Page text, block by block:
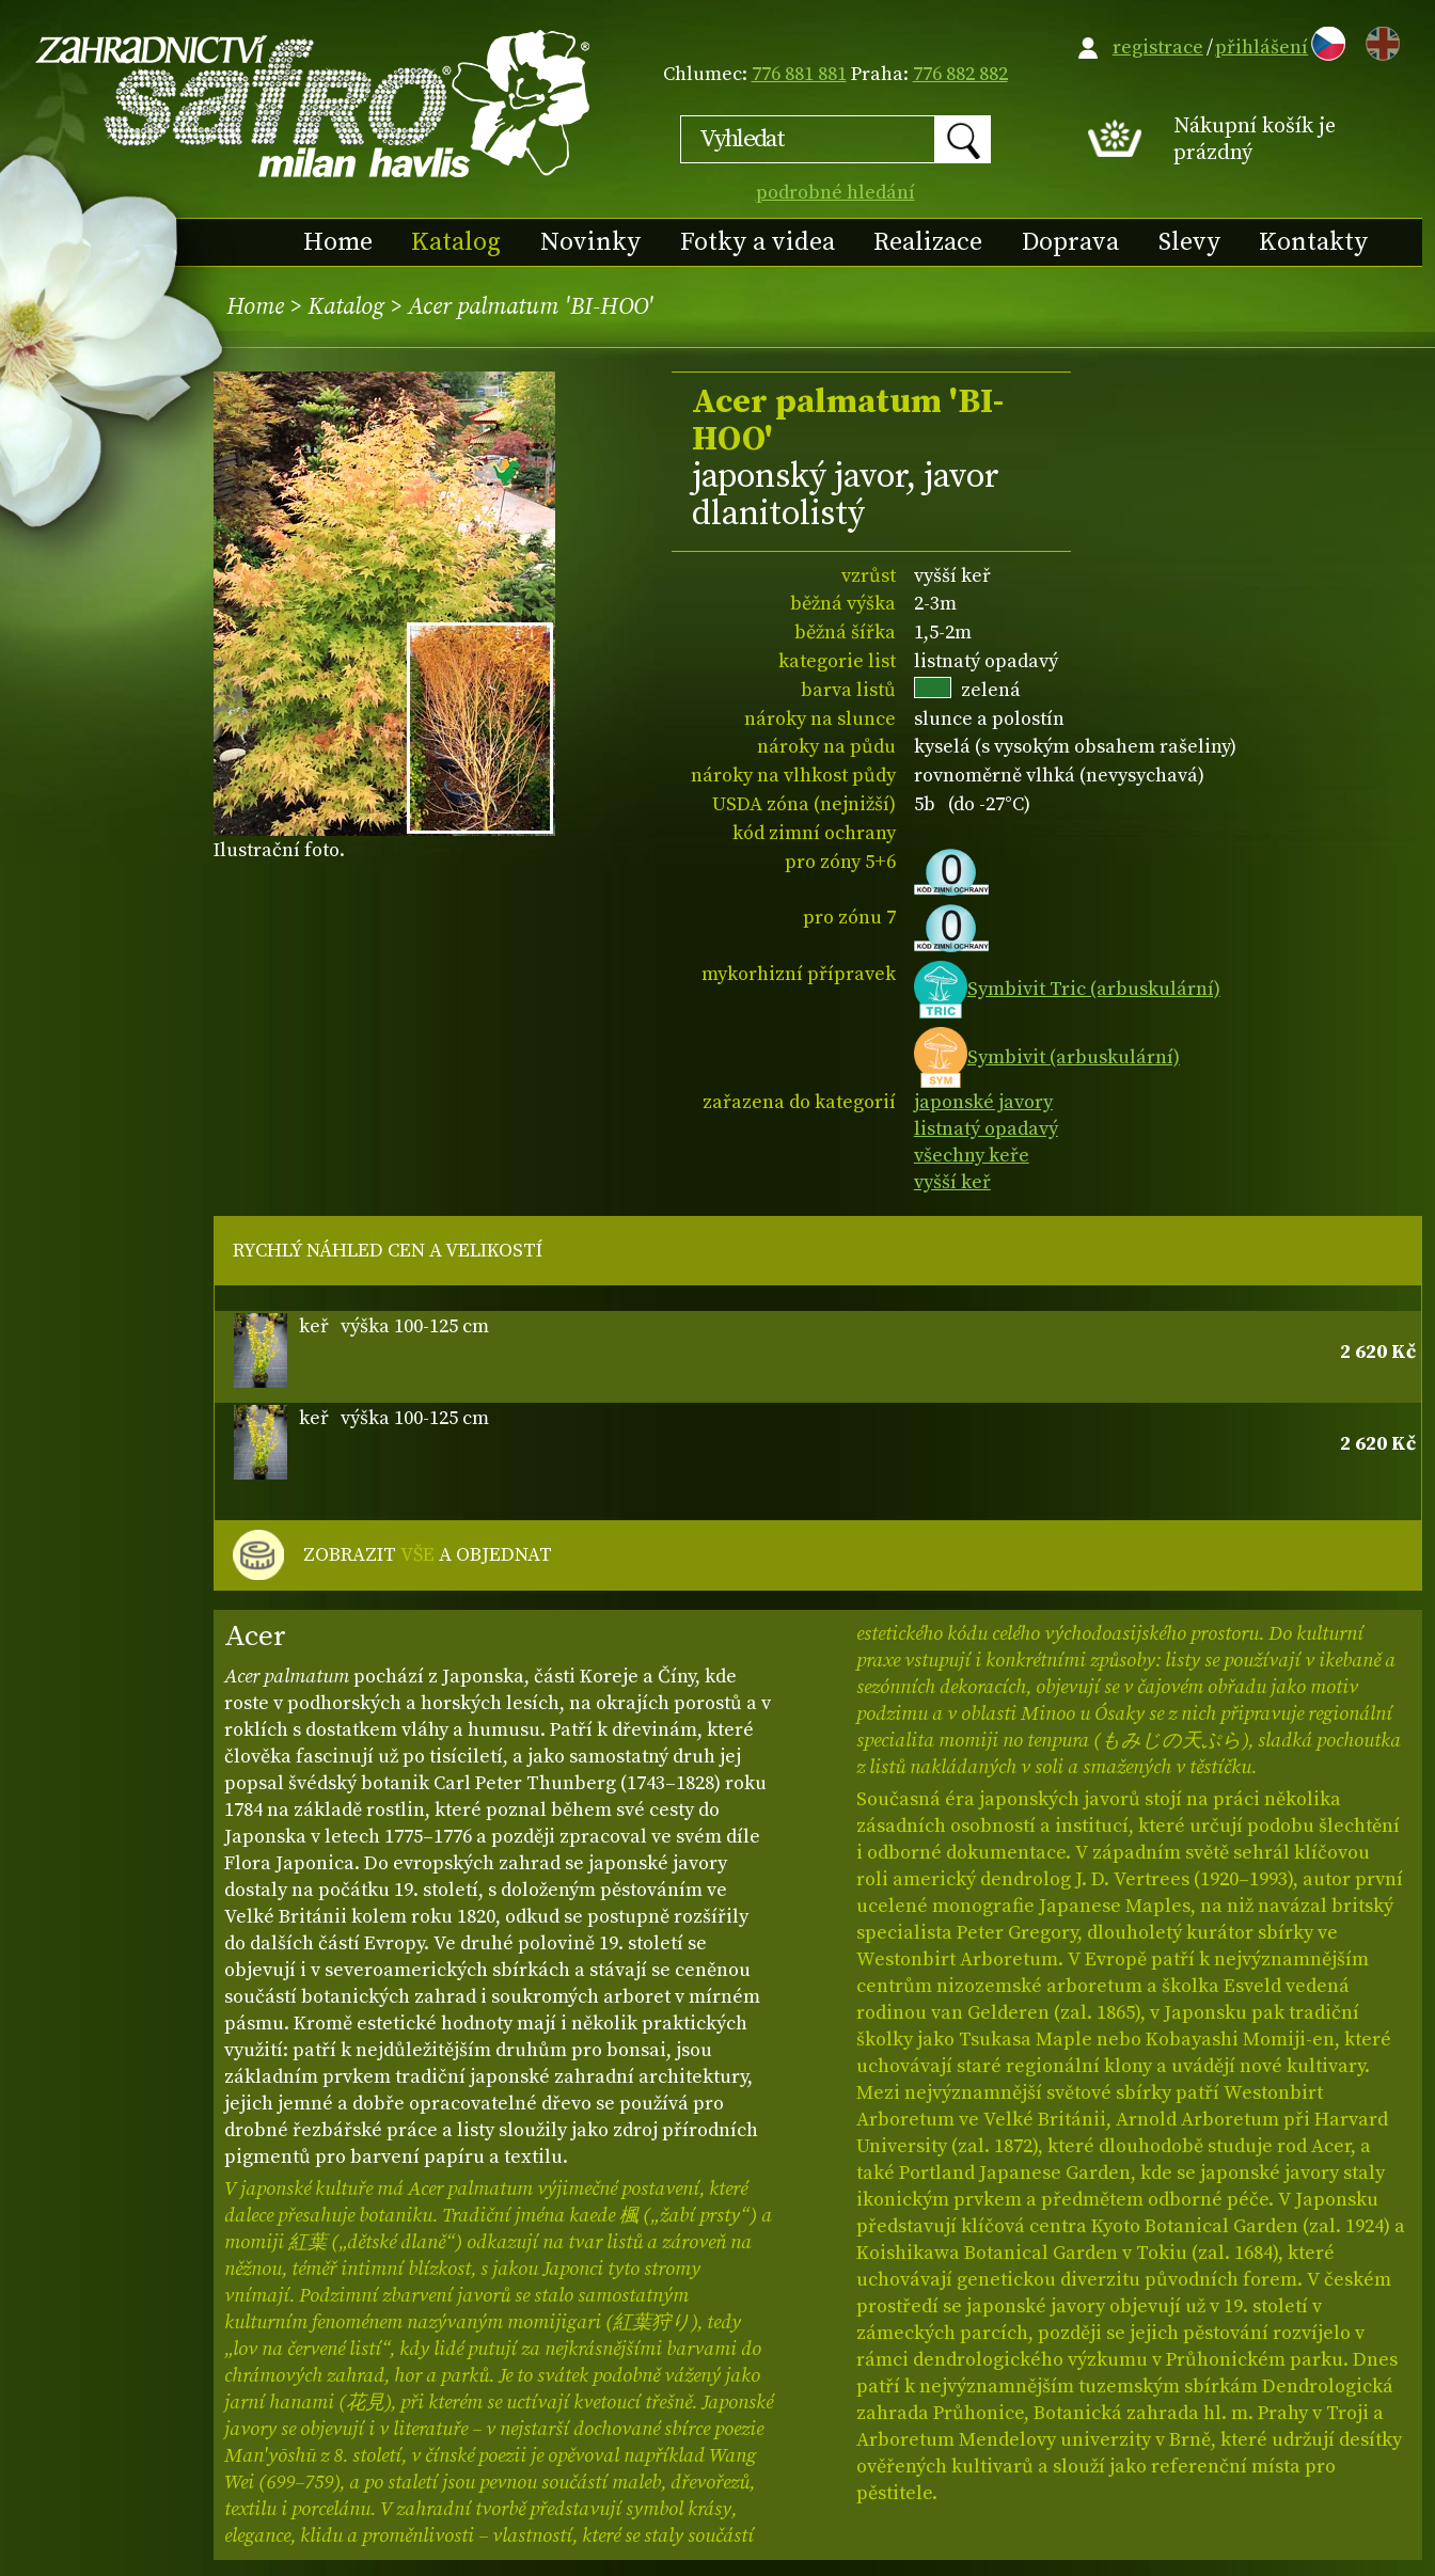
Chlumec: 776 881 881Praha: 776 882 882
podrobné hledání
EN
Nákupní košík je
prázdný
Home Katalog Novinky Fotky a videa Realizace Doprava Slevy Kontakty
registrace/přihlášení
Home > Katalog> Acer palmatum 'BI-HOO'
Ilustrační foto.
Acer palmatum 'BI-
HOO'
japonský javor, javor
dlanitolistý
vzrůst
vyšší keř
běžná výška
2-3m
běžná šířka
1,5-2m
kategorie list
listnatý opadavý
barva listů
zelená
nároky na slunce
slunce a polostín
nároky na půdu
kyselá (s vysokým obsahem rašeliny)
nároky na vlhkost půdy
rovnoměrně vlhká (nevysychavá)
USDA zóna (nejnižší)
5b (do -27°C)
kód zimní ochrany
pro zóny 5+6
pro zónu 7
mykorhizní přípravek
Symbivit Tric (arbuskulární)
Symbivit (arbuskulární)
zařazena do kategorií
japonské javory
listnatý opadavý
všechny keře
vyšší keř
Acer
Acer palmatumpochází z Japonska, části Koreje a Číny, kde
roste v podhorských a horských lesích, na okrajích porostů a v
roklích s dostatkem vláhy a humusu. Patří k dřevinám, které
člověka fascinují už po tisíciletí, a jako samostatný druh jej
popsal švédský botanik Carl Peter Thunberg (1743–1828) roku
1784 na základě rostlin, které poznal během své cesty do
Japonska v letech 1775–1776 a později zpracoval ve svém díle
Flora Japonica. Do evropských zahrad se japonské javory
dostaly na počátku 19. století, s doloženým pěstováním ve
Velké Británii kolem roku 1820, odkud se postupně rozšířily
do dalších částí Evropy. Ve druhé polovině 19. století se
objevují i v severoamerických sbírkách a stávají se ceněnou
součástí botanických zahrad i soukromých arboret v mírném
pásmu. Kromě estetické hodnoty mají i několik praktických
využití: patří k nejdůležitějším druhům pro bonsai, jsou
základním prvkem tradiční japonské zahradní architektury,
jejich jemné a dobře opracovatelné dřevo se používá pro
drobné řezbářské práce a listy sloužily jako zdroj přírodních
pigmentů pro barvení papíru a textilu.
V japonské kultuře má Acer palmatum výjimečné postavení, které
dalece přesahuje botaniku. Tradiční jména kaede 楓 („žabí prsty“) a
momiji 紅葉 („dětské dlaně“) odkazují na tvar listů a zároveň na
něžnou, téměř intimní blízkost, s jakou Japonci tyto stromy
vnímají. Podzimní zbarvení javorů se stalo samostatným
kulturním fenoménem nazývaným momijigari (紅葉狩り), tedy
„lov na červené listí“, kdy lidé putují za nejkrásnějšími barvami do
chrámových zahrad, hor a parků. Je to svátek podobně vážený jako
jarní hanami (花見), při kterém se uctívají kvetoucí třešně. Japonské
javory se objevují i v literatuře – v nejstarší dochované sbírce poezie
Man'yōshū z 8. století, v čínské poezii je opěvoval například Wang
Wei (699–759), a po staletí jsou pevnou součástí maleb, dřevořezů,
textilu i porcelánu. V zahradní tvorbě představují symbol krásy,
elegance, klidu a proměnlivosti – vlastností, které se staly součástí
estetického kódu celého východoasijského prostoru. Do kulturní
praxe vstupují i konkrétními způsoby: listy se používají v ikebaně a
sezónních dekoracích, objevují se v čajovém obřadu jako motiv
podzimu a v oblasti Minoo u Ósaky se z nich připravuje regionální
specialita momiji no tenpura (もみじの天ぷら), sladká pochoutka
z listů nakládaných v soli a smažených v těstíčku.
Současná éra japonských javorů stojí na práci několika
zásadních osobností a institucí, které určují podobu šlechtění
i odborné dokumentace. V západním světě sehrál klíčovou
roli americký dendrolog J. D. Vertrees (1920–1993), autor první
ucelené monografie Japanese Maples, na niž navázal britský
specialista Peter Gregory, dlouholetý kurátor sbírky ve
Westonbirt Arboretum. V Evropě patří k nejvýznamnějším
centrům nizozemské arboretum a školka Esveld vedená
rodinou van Gelderen (zal. 1865), v Japonsku pak tradiční
školky jako Tsukasa Maple nebo Kobayashi Momiji-en, které
uchovávají staré regionální klony a uvádějí nové kultivary.
Mezi nejvýznamnější světové sbírky patří Westonbirt
Arboretum ve Velké Británii, Arnold Arboretum při Harvard
University (zal. 1872), které dlouhodobě studuje rod Acer, a
také Portland Japanese Garden, kde se japonské javory staly
ikonickým prvkem a předmětem odborné péče. V Japonsku
představují klíčová centra Kyoto Botanical Garden (zal. 1924) a
Koishikawa Botanical Garden v Tokiu (zal. 1684), které
uchovávají genetickou diverzitu původních forem. V českém
prostředí se japonské javory objevují už v 19. století v
zámeckých parcích, později se jejich pěstování rozvíjelo v
rámci dendrologického výzkumu v Průhonickém parku. Dnes
patří k nejvýznamnějším tuzemským sbírkám Dendrologická
zahrada Průhonice, Botanická zahrada hl. m. Prahy v Troji a
Arboretum Mendelovy univerzity v Brně, které udržují desítky
ověřených kultivarů a slouží jako referenční místa pro
pěstitele.
RYCHLÝ NÁHLED CEN A VELIKOSTÍ
keř výška 100-125 cm
2 620 Kč
keř výška 100-125 cm
2 620 Kč
ZOBRAZITVŠE A OBJEDNAT